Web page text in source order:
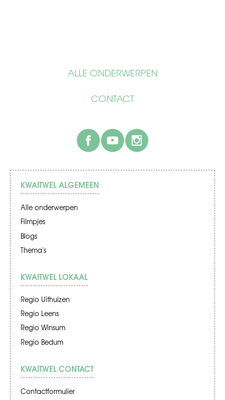
ALLE ONDERWERPEN
CONTACT
facebook
KWAITWEL ALGEMEEN
Alle onderwerpen
Filmpjes
Blogs
Thema's
KWAITWEL LOKAAL
Regio Uithuizen
Regio Leens
Regio Winsum
Regio Bedum
KWAITWEL CONTACT
Contactformulier